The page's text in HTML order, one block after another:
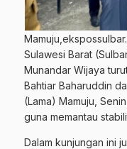
Sulawesi Barat
Munandar Wijaya
Bahtiar Baharuddin
(Lama) Mamuju,
guna memantau
Dalam kunjungan ini